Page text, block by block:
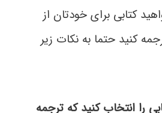
کتابی برای خودتان از
کنید حتما به نکات زیر
را انتخاب کنید که ترجمه